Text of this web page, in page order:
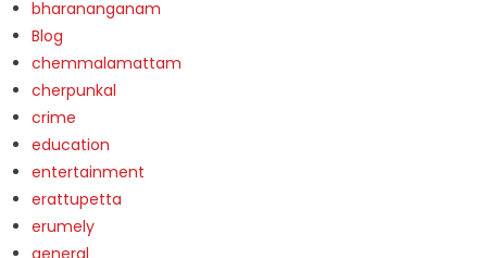
bharananganam
Blog
chemmalamattam
cherpunkal
crime
education
entertainment
erattupetta
erumely